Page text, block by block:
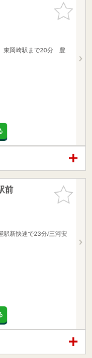
お気に入
りに追加
岡崎駅まで20分 豊
お気に入
りに追加
前
駅新快速で23分/三河安